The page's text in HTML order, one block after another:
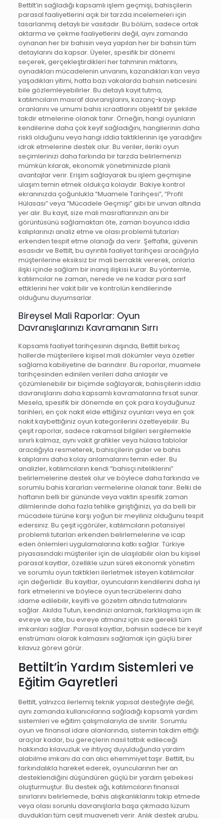
Bettilt’in sağladığı kapsamlı işlem geçmişi, bahisçilerin
parasal faaliyetlerini açık bir tarzda incelemeleri için
tasarlanmış detaylı bir vasıtadır. Bu bölüm, sadece ortak
aktarma ve çekme faaliyetlerini değil, aynı zamanda
oynanan her bir bahisin veya yapılan her bir bahsin tüm
detaylarını da kapsar. Üyeler, spesifik bir dönemi
seçerek, gerçekleştirdikleri her tahminin miktarını,
oynadıkları mücadelenin unvanını, kazandıkları karı veya
yaşadıkları yitimi, hatta bazı vakalarda bahsin neticesini
bile gözlemleyebilirler. Bu detaylı kayıt tutma,
katılımcıların masraf davranışlarını, kazanç-kayıp
oranlarını ve umumi bahis icraatlarını objektif bir şekilde
takdir etmelerine olanak tanır. Örneğin, hangi oyunların
kendilerine daha çok keyif sağladığını, hangilerinin daha
riskli olduğunu veya hangi iddia taktiklerinin işe yaradığını
idrak etmelerine destek olur. Bu veriler, ileriki oyun
seçimlerinizi daha farkında bir tarzda belirlemenizi
mümkün kılarak, ekonomik yönetiminizde planlı
avantajlar verir. Erişim sağlayarak bu işlem geçmişine
ulaşım temin etmek oldukça kolaydır. Bakiye kontrol
ekranınızda çoğunlukla “Muamele Tarihçesi”, “Profil
Hülasası” veya “Mücadele Geçmişi” gibi bir unvan altında
yer alır. Bu kayıt, size mali masraflarınızın ani bir
görüntüsünü sağlamaktan öte, zaman boyunca iddia
kalıplarınızı analiz etme ve olası problemli tutarları
erkenden tespit etme olanağı da verir. Şeffaflık, güvenin
esasıdır ve Bettilt, bu ayrıntılı faaliyet tarihçesi aracılığıyla
müşterilerine eksiksiz bir mali berraklık vererek, onlarla
ilişki içinde sağlam bir inanış ilişkisi kurar. Bu yöntemle,
katılımcılar ne zaman, nerede ve ne kadar para sarf
ettiklerini her vakit bilir ve kontrolün kendilerinde
olduğunu duyumsarlar.
Bireysel Mali Raporlar: Oyun
Davranışlarınızı Kavramanın Sırrı
Kapsamlı faaliyet tarihçesinin dışında, Bettilt birkaç
hallerde müşterilere kişisel mali dökümler veya özetler
sağlama kabiliyetine de barındırır. Bu raporlar, muamele
tarihçesinden edinilen verileri daha anlaşılır ve
çözümlenebilir bir biçimde sağlayarak, bahisçilerin iddia
davranışlarını daha kapsamlı kavramalarına fırsat sunar.
Mesela, spesifik bir dönemde en çok para koyduğunuz
tarihleri, en çok nakit elde ettiğiniz oyunları veya en çok
nakit kaybettiğiniz oyun kategorilerini özetleyebilir. Bu
çeşit raporlar, sadece rakamsal bilgileri sergilemekle
sınırlı kalmaz, aynı vakit grafikler veya hülasa tablolar
aracılığıyla resmeterek, bahisçilerin gider ve bahis
kalıplarını daha kolay anlamalarını temin eder. Bu
analizler, katılımcıların kendi “bahisçi niteliklerini”
belirlemelerine destek olur ve böylece daha farkında ve
sorumlu bahis kararları vermelerine olanak tanır. Belki de
haftanın belli bir gününde veya vaktin spesifik zaman
dilimlerinde daha fazla tehlike giriştiğinizi, ya da belli bir
mücadele türüne karşı yoğun bir meyiliniz olduğunu tespit
edersiniz. Bu çeşit içgörüler, katılımcıların potansiyel
problemli tutarları erkenden belirlemelerine ve icap
eden önlemleri uygulamalarına katkı sağlar. Türkiye
piyasasındaki müşteriler için de ulaşılabilir olan bu kişisel
parasal kayıtlar, özellikle uzun süreli ekonomik yönetim
ve sorumlu oyun taktikleri ilerletmek isteyen katılımcılar
için değerlidir. Bu kayıtlar, oyuncuların kendilerini daha iyi
fark etmelerini ve böylece oyun tecrübelerini daha
idame edilebilir, keyifli ve gözetim altında tutmalarını
sağlar. Akılda Tutun, kendinizi anlamak, farklılaşma için ilk
evreye ve site, bu evreye atmanız için size gerekli tüm
imkanları sağlar. Parasal kayıtlar, bahisin sadece bir keyif
enstrümanı olarak kalmasını sağlamak için güçlü birer
kılavuz görevi görür.
Bettilt’in Yardım Sistemleri ve
Eğitim Gayretleri
Bettilt, yalnızca ilerlemiş teknik yapısal desteğiyle değil,
aynı zamanda kullanıcılarına sağladığı kapsamlı yardım
sistemleri ve eğitim çalışmalarıyla de sivrilir. Sorumlu
oyun ve finansal idare alanlarında, sistemin takdim ettiği
araçlar kadar, bu gereçlerin nasıl tatbik edileceği
hakkında kılavuzluk ve ihtiyaç duyulduğunda yardım
alabilme imkanı da can alıcı ehemmiyet taşır. Bettilt, bu
farkındalıkla hareket ederek, oyuncularının her an
desteklendiğini düşündüren güçlü bir yardım şebekesi
oluşturmuştur. Bu destek ağı, katılımcıların finansal
sınırlarını belirlemede, bahis alışkanlıklarını takip etmede
veya olası sorunlu davranışlarla başa çıkmada lüzum
duydukları tüm çeşit muaveneti verir. Anlık destek grubu,